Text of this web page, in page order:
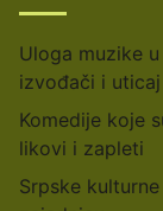
Uloga muzike
izvođači i uticaj
Komedije koje
likovi i zapleti
Srpske